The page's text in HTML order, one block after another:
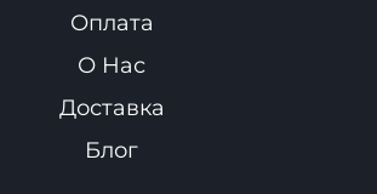
Оплата
О Нас
Доставка
Блог